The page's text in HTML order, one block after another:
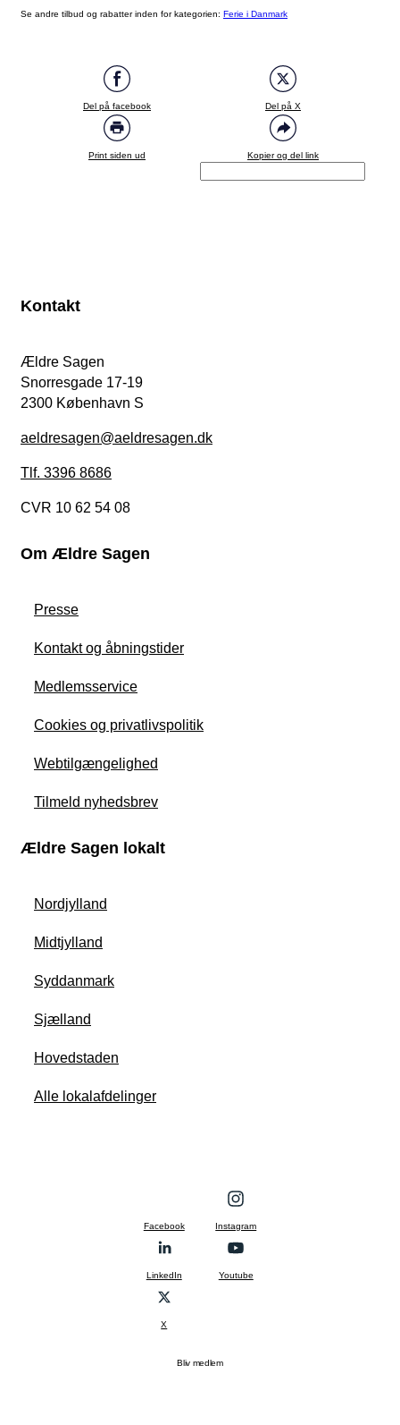
Se andre tilbud og rabatter inden for kategorien: Ferie i Danmark
Del på facebook Del på X
Print siden ud Kopier og del link
Kontakt
Ældre Sagen
Snorresgade 17-19
2300 København S
aeldresagen@aeldresagen.dk
Tlf. 3396 8686
CVR 10 62 54 08
Om Ældre Sagen
Presse
Kontakt og åbningstider
Medlemsservice
Cookies og privatlivspolitik
Webtilgængelighed
Tilmeld nyhedsbrev
Ældre Sagen lokalt
Nordjylland
Midtjylland
Syddanmark
Sjælland
Hovedstaden
Alle lokalafdelinger
Facebook Instagram
LinkedIn Youtube
X
Bliv medlem